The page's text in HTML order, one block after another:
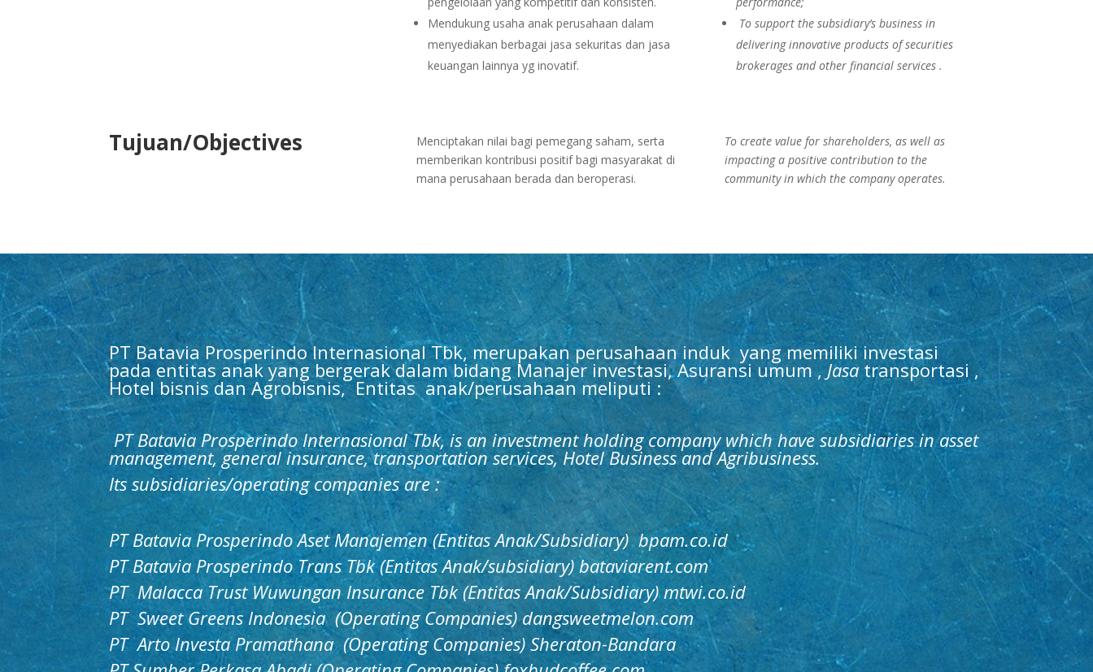
Mendukung usaha anak perusahaan dalam
menyediakan berbagai jasa sekuritas dan jasa
keuangan lainnya yg inovatif.
To support the subsidiary’s business in
delivering innovative products of securities
brokerages and other financial services .
Tujuan/Objectives
Menciptakan nilai bagi pemegang saham, serta
memberikan kontribusi positif bagi masyarakat di
mana perusahaan berada dan beroperasi.
To create value for shareholders, as well as
impacting a positive contribution to the
community in which the company operates.
PT Batavia Prosperindo Internasional Tbk, merupakan perusahaan induk yang memiliki investasi
pada entitas anak yang bergerak dalam bidang Manajer investasi, Asuransi umum ,Jasa transportasi ,
Hotel bisnis dan Agrobisnis, Entitas anak/perusahaan meliputi :
PT Batavia Prosperindo Internasional Tbk, is an investment holding company which have subsidiaries in asset
management, general insurance, transportation services, Hotel Business and Agribusiness.
Its subsidiaries/operating companies are :
PT Batavia Prosperindo Aset Manajemen (Entitas Anak/Subsidiary)bpam.co.id
PT Batavia Prosperindo Trans Tbk (Entitas Anak/subsidiary)bataviarent.com
PT Malacca Trust Wuwungan Insurance Tbk (Entitas Anak/Subsidiary)mtwi.co.id
PT Sweet Greens Indonesia (Operating Companies)dangsweetmelon.com
PT Arto Investa Pramathana (Operating Companies) Sheraton-Bandara